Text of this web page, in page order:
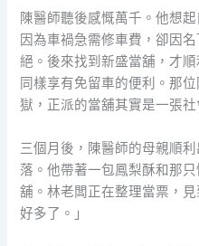
陳醫師聽後感慨萬千。他想
因為車禍急需修車費，卻因
絕。後來找到新盛當舖，才順
同樣享有免留車的便利。那
獄，正派的當舖其實是一張社
三個月後，陳醫師的母親順
落。他帶著一包鳳梨酥和那
舖。林老闆正在整理當票，
好多了。」